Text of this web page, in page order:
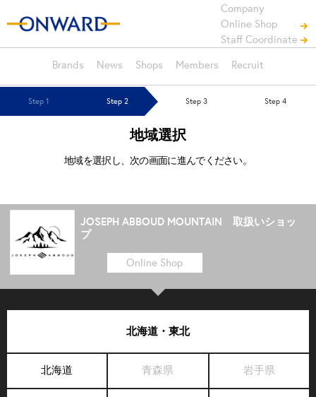
Company
Online Shop
Staff Coordinate
Brands
News Shops Members Recruit
Step 1 Step 2 Step 3 Step 4
地域選択
地域を選択し、次の画面に進んでください。
JOSEPH ABBOUD MOUNTAIN 取扱いショッ
プ
Online Shop
北海道・東北
北海道 青森県 岩手県